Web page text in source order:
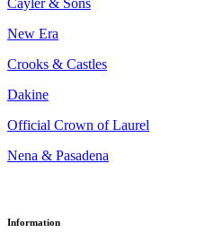
Cayler & Sons
New Era
Crooks & Castles
Dakine
Official Crown of Laurel
Nena & Pasadena
Information